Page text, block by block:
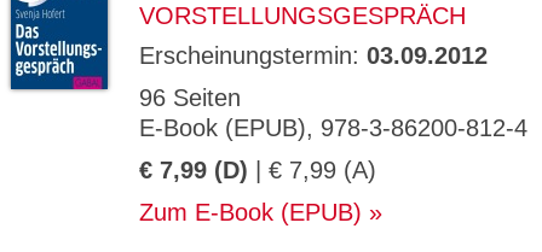
VORSTELLUNGSGESPRÄCH
Erscheinungstermin: 03.09.2012
96 Seiten
E-Book (EPUB), 978-3-86200-812-4
€ 7,99 (D) | € 7,99 (A)
Zum E-Book (EPUB)